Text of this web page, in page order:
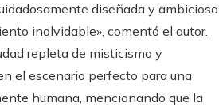
diseñada y ambiciosa
inolvidable», comentó el autor.
repleta de misticismo y
el escenario perfecto para una
humana, mencionando que la